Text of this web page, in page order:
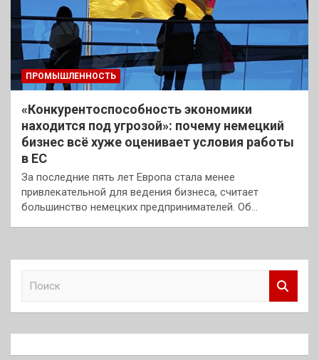
ПРОМЫШЛЕННОСТЬ
«Конкурентоспособность экономики
находится под угрозой»: почему немецкий
бизнес всё хуже оценивает условия работы
в ЕС
За последние пять лет Европа стала менее
привлекательной для ведения бизнеса, считает
большинство немецких предпринимателей. Об…
к